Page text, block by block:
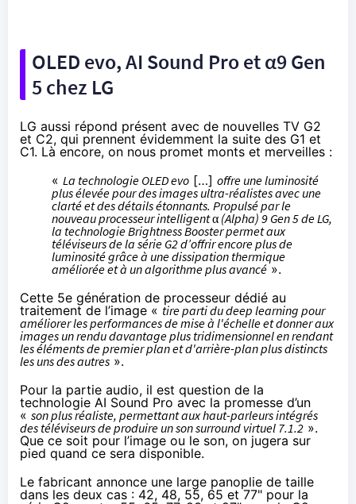
OLED evo, AI Sound Pro et α9 Gen
5 chez LG
LG aussi répond présent avec de nouvelles TV G2
et C2, qui prennent évidemment la suite des G1 et
C1. Là encore, on nous promet monts et merveilles :
« La technologie OLED evo […] offre une luminosité
plus élevée pour des images ultra-réalistes avec une
clarté et des détails étonnants. Propulsé par le
nouveau processeur intelligent α (Alpha) 9 Gen 5 de LG,
la technologie Brightness Booster permet aux
téléviseurs de la série G2 d’offrir encore plus de
luminosité grâce à une dissipation thermique
améliorée et à un algorithme plus avancé».
Cette 5e génération de processeur dédié au
traitement de l’image « tire parti du deep learning pour
améliorer les performances de mise à l'échelle et donner aux
images un rendu davantage plus tridimensionnel en rendant
les éléments de premier plan et d'arrière-plan plus distincts
les uns des autres ».
Pour la partie audio, il est question de la
technologie AI Sound Pro avec la promesse d’un
« son plus réaliste, permettant aux haut-parleurs intégrés
des téléviseurs de produire un son surround virtuel 7.1.2 ».
Que ce soit pour l’image ou le son, on jugera sur
pied quand ce sera disponible.
Le fabricant annonce une large panoplie de taille
dans les deux cas : 42, 48, 55, 65 et 77" pour la